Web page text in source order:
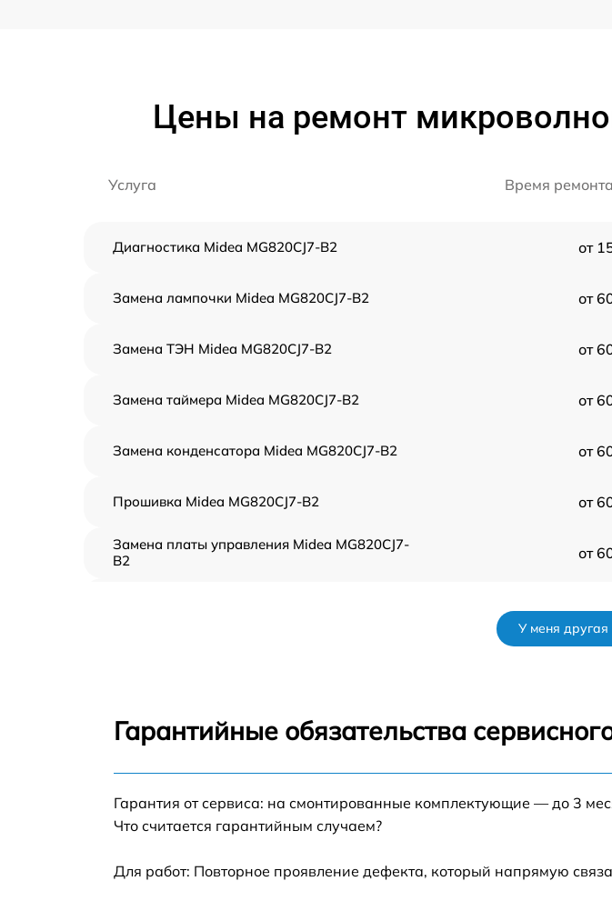
Цены на ремонт
Услуга Время ремонта
Диагностика Midea MG820CJ7-B2 от
Замена лампочки Midea MG820CJ7-B2 от
Замена ТЭН Midea MG820CJ7-B2 от
Замена таймера Midea MG820CJ7-B2 от
Замена конденсатора Midea MG820CJ7-B2 от
Прошивка Midea MG820CJ7-B2 от
Замена платы управления Midea MG820CJ7-
B2
от
Ремонт волновода Midea MG820CJ7-B2 от
MG820CJ7-B2
У меня другая
Гарантийные обязательства
Гарантия от сервиса: на смонтированные комплектующие — до 3
Что считается гарантийным случаем?
Для работ: Повторное проявление дефекта, который напрямую